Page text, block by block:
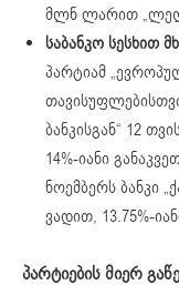
მლნ ლარით
საბანკო სესხით
პარტიამ
ბანკისგან“ 12
14%-იანი
ნოემბერს ბანკი
ვადით, 13.75%-
პარტიების მიერ